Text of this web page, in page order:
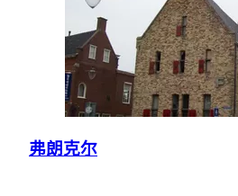
弗朗克尔